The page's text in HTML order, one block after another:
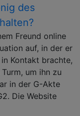
des
Freund online
auf, in der er
Kontakt brachte,
um ihn zu
in der G-Akte
Die Website